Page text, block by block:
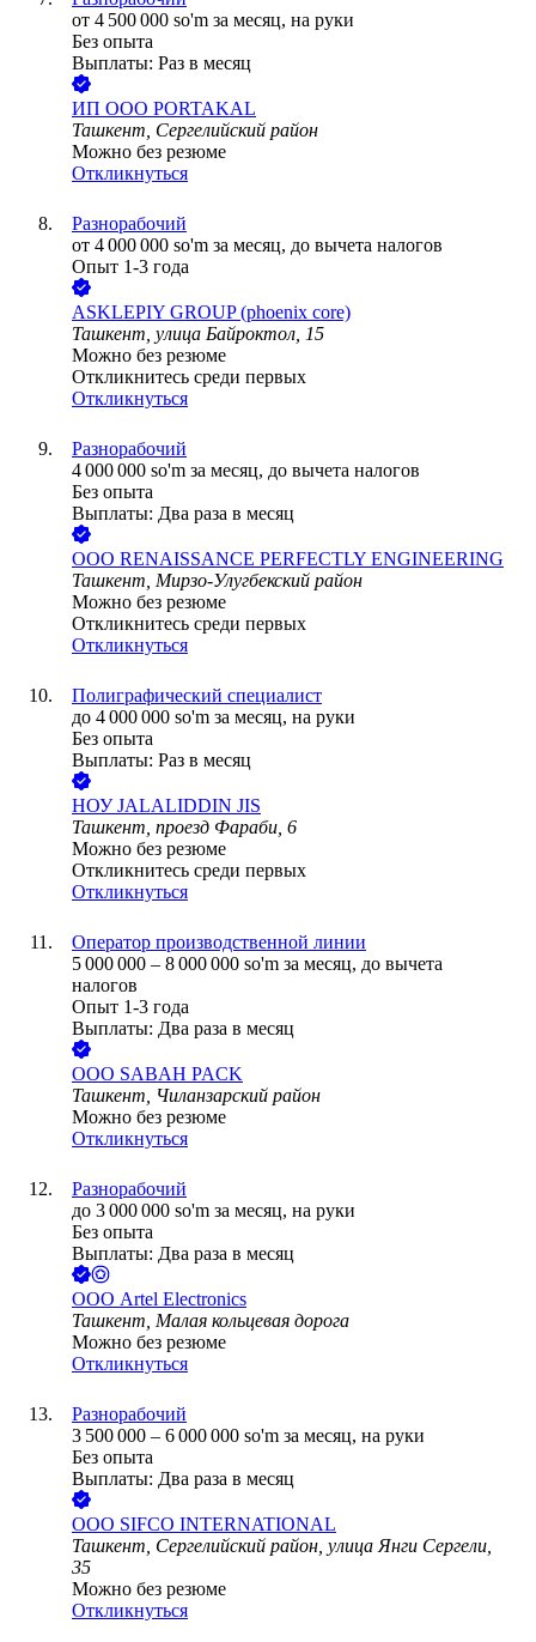
от 4 500 000 so'm за месяц, на руки
Без опыта
Выплаты: Раз в месяц
ИП ООО PORTAKAL
Ташкент, Сергелийский район
Можно без резюме
Откликнуться
Разнорабочий
от 4 000 000 so'm за месяц, до вычета налогов
Опыт 1-3 года
ASKLEPIY GROUP (phoenix core)
Ташкент, улица Байроктол, 15
Можно без резюме
Откликнитесь среди первых
Откликнуться
Разнорабочий
4 000 000 so'm за месяц, до вычета налогов
Без опыта
Выплаты: Два раза в месяц
ООО RENAISSANCE PERFECTLY ENGINEERING
Ташкент, Мирзо-Улугбекский район
Можно без резюме
Откликнитесь среди первых
Откликнуться
Полиграфический специалист
до 4 000 000 so'm за месяц, на руки
Без опыта
Выплаты: Раз в месяц
НОУ JALALIDDIN JIS
Ташкент, проезд Фараби, 6
Можно без резюме
Откликнитесь среди первых
Откликнуться
Оператор производственной линии
5 000 000 – 8 000 000 so'm за месяц, до вычета
налогов
Опыт 1-3 года
Выплаты: Два раза в месяц
ООО SABAH PACK
Ташкент, Чиланзарский район
Можно без резюме
Откликнуться
Разнорабочий
до 3 000 000 so'm за месяц, на руки
Без опыта
Выплаты: Два раза в месяц
ООО Artel Electronics
Ташкент, Малая кольцевая дорога
Можно без резюме
Откликнуться
Разнорабочий
3 500 000 – 6 000 000 so'm за месяц, на руки
Без опыта
Выплаты: Два раза в месяц
ООО SIFCO INTERNATIONAL
Ташкент, Сергелийский район, улица Янги Сергели,
35
Можно без резюме
Откликнуться